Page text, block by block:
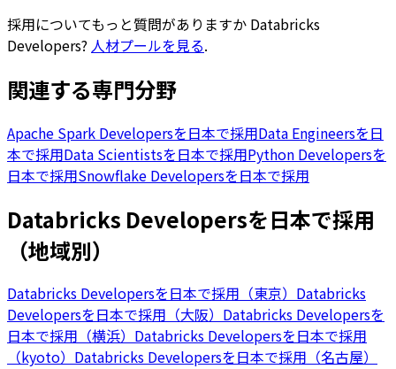
採用についてもっと質問がありますか Databricks
Developers? 人材プールを見る.
関連する専門分野
Apache Spark Developersを日本で採用Data Engineersを日
本で採用Data Scientistsを日本で採用Python Developersを
日本で採用Snowflake Developersを日本で採用
Databricks Developersを日本で採用
（地域別）
Databricks Developersを日本で採用（東京） Databricks
Developersを日本で採用（大阪） Databricks Developersを
日本で採用（横浜） Databricks Developersを日本で採用
（kyoto） Databricks Developersを日本で採用（名古屋）